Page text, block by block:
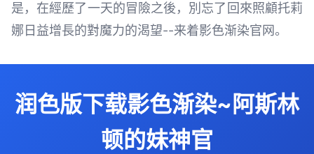
是，在經歷了一天的冒險之後，別忘了回來照顧托莉
娜日益增長的對魔力的渴望--来着影色渐染官网。
润色版下载影色渐染~阿斯林
顿的妹神官